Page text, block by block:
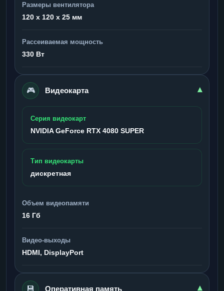
Размеры вентилятора
120 x 120 x 25 мм
Рассеиваемая мощность
330 Вт
🎮 Видеокарта ▾
Серия видеокарт
NVIDIA GeForce RTX 4080 SUPER
Тип видеокарты
дискретная
Объем видеопамяти
16 Гб
Видео-выходы
HDMI, DisplayPort
💾 Оперативная память